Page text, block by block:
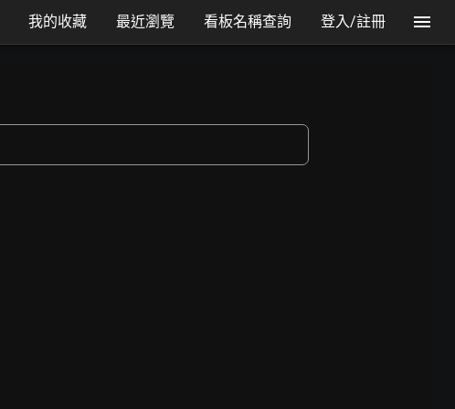
我的收藏 最近瀏覽 看板名稱查詢 登入/註冊